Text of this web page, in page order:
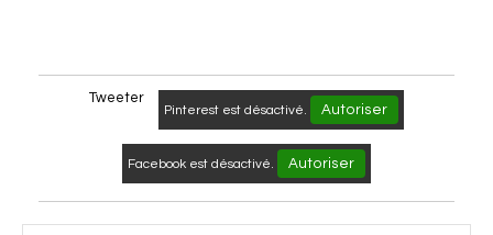
Tweeter
Pinterest est désactivé. Autoriser
Facebook est désactivé. Autoriser